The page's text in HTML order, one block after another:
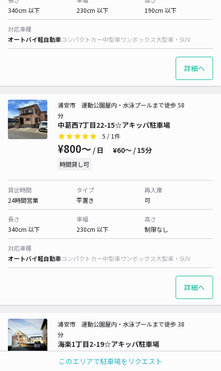
このエリアで駐車場をリクエスト
340cm 以下
230cm 以下
190cm 以下
対応車種
オートバイ軽自動車コンパクトカー中型車ワンボックス大型車・SUV
詳細へ
中葛西7丁目22-15☆アキッパ駐車場
浦安市 運動公園屋内・水泳プールまで徒歩 58
分
5 / 1件
¥800〜 / 日 ¥60〜 / 15分
時間貸し可
貸出時間
24時間営業
タイプ
平置き
再入庫
可
長さ
340cm 以下
車幅
230cm 以下
高さ
制限なし
対応車種
オートバイ軽自動車コンパクトカー中型車ワンボックス大型車・SUV
詳細へ
海楽1丁目2-19☆アキッパ駐車場
浦安市 運動公園屋内・水泳プールまで徒歩 38
分
¥800〜